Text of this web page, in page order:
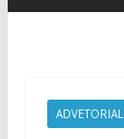
ADVETORIAL